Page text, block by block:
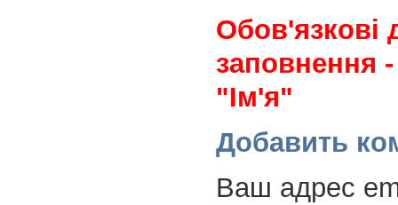
Обов'язкові
заповнення
"Ім'я"
Добавить
Ваш адрес